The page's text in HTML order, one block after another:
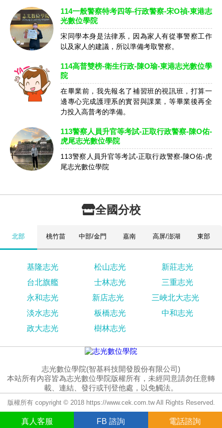
真人 客服 FB 諮詢 電話諮詢
114一般警察特考四等-行政警察-宋O禎-東港志
光數位學院
宋同學本身是法律系，因為家人有從事警察工作
以及家人的建議，所以準備考取警察。
114高普雙榜-衛生行政-陳O瑜-東港志光數位學
院
在畢業前，我先報名了補習班的視訊班，打算一
邊專心完成護理系的實習與課業，等畢業後再全
力投入高普考的準備。
113警察人員升官等考試-正取行政警察-陳O佑-
虎尾志光數位學院
113警察人員升官等考試-正取行政警察-陳O佑-虎
尾志光數位學院
全國分校
北部 桃竹苗 中部/金門 嘉南 高屏/澎湖 東部
基隆志光 松山志光
新莊志光
台北旗艦
士林志光
三重志光
永和志光
新店志光
三峽北大志光
淡水志光
板橋志光
中和志光
政大志光
樹林志光
志光數位學院(智基科技開發股份有限公司)
本站所有內容皆為志光數位學院版權所有，未經同意請勿任意轉
載、連結、發行或刊登他處，以免觸法。
版權所有 copyright © 2018 https://www.cek.com.tw All Rights Reserved.